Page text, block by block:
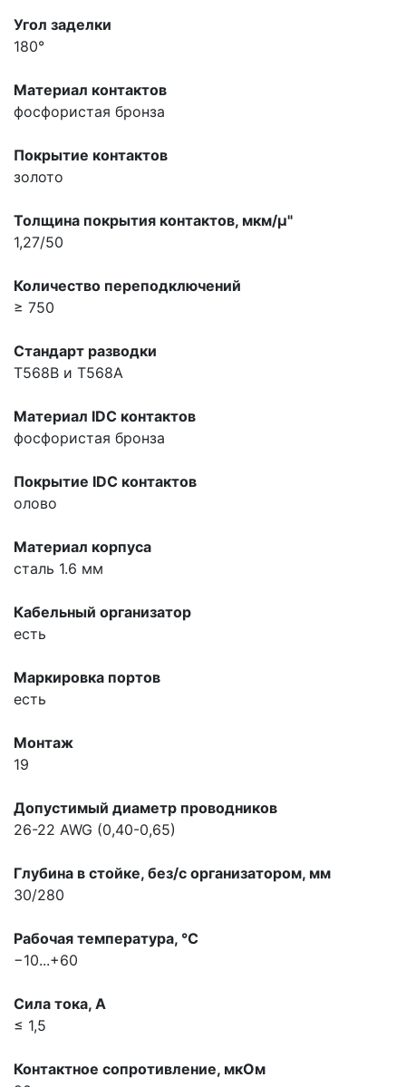
Угол заделки
180°
Материал контактов
фосфористая бронза
Покрытие контактов
золото
Толщина покрытия контактов, мкм/µ"
1,27/50
Количество переподключений
≥ 750
Стандарт разводки
T568B и T568A
Материал IDC контактов
фосфористая бронза
Покрытие IDC контактов
олово
Материал корпуса
сталь 1.6 мм
Кабельный организатор
есть
Маркировка портов
есть
Монтаж
19
Допустимый диаметр проводников
26-22 AWG (0,40-0,65)
Глубина в стойке, без/с организатором, мм
30/280
Рабочая температура, °С
−10...+60
Сила тока, A
≤ 1,5
Контактное сопротивление, мкOм